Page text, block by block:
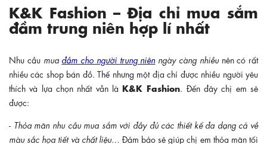
K&K Fashion – Địa chỉ mua sắm
đầm trung niên hợp lí nhất
Nhu cầu mua đầm cho người trung niên ngày càng nhiềunên có rất
nhiều các shop bán đồ. Thế nhưng một địa chỉ được nhiều người yêu
thích và lựa chọn nhất vẫn làK&K Fashion . Đến đây chị em sẽ
được:
- Thỏa mãn nhu cầu mua sắm với đầy đủ các thiết kế đa dạng cả về
màu sắc họa tiết và chất liệu… Đảm bảo sẽ giúp chị em thỏa mãn tối